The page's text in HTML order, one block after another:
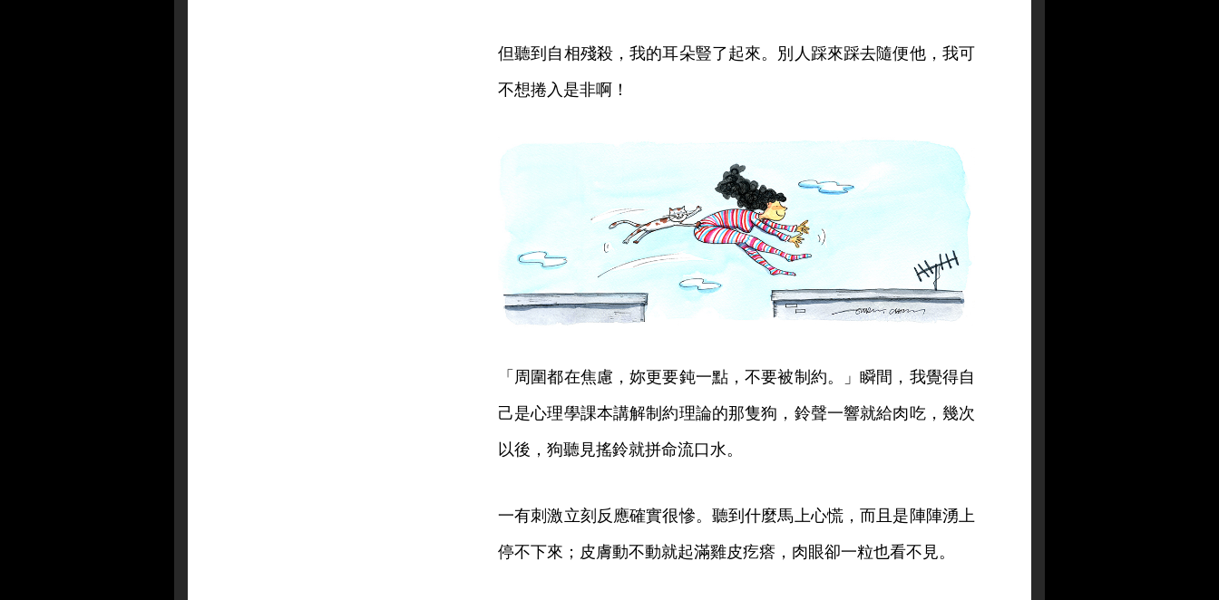
但聽到自相殘殺，我的耳朵豎了起來。別人踩來踩去隨便他，我可
不想捲入是非啊！
「周圍都在焦慮，妳更要鈍一點，不要被制約。」瞬間，我覺得自
己是心理學課本講解制約理論的那隻狗，鈴聲一響就給肉吃，幾次
以後，狗聽見搖鈴就拼命流口水。
一有刺激立刻反應確實很慘。聽到什麼馬上心慌，而且是陣陣湧上
停不下來；皮膚動不動就起滿雞皮疙瘩，肉眼卻一粒也看不見。